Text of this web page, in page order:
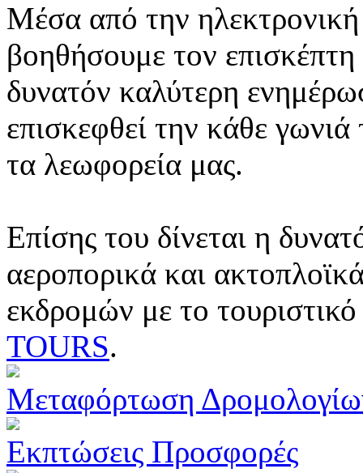
Μέσα από την ηλεκτρονική
βοηθήσουμε τον
δυνατόν καλύτερη
επισκεφθεί την κάθε
τα λεωφορεία μας.
Επίσης του δίνεται η
αεροπορικά και
εκδρομών με το
TOURS.
Μεταφόρτωση
Εκπτώσεις Προσφορές